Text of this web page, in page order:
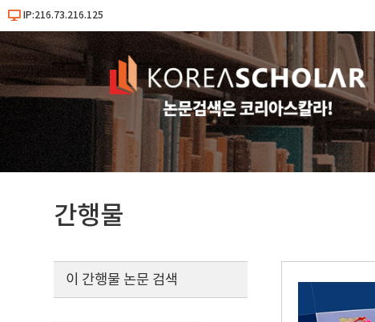
IP:216.73.216.125
간행물
이 간행물 논문 검색